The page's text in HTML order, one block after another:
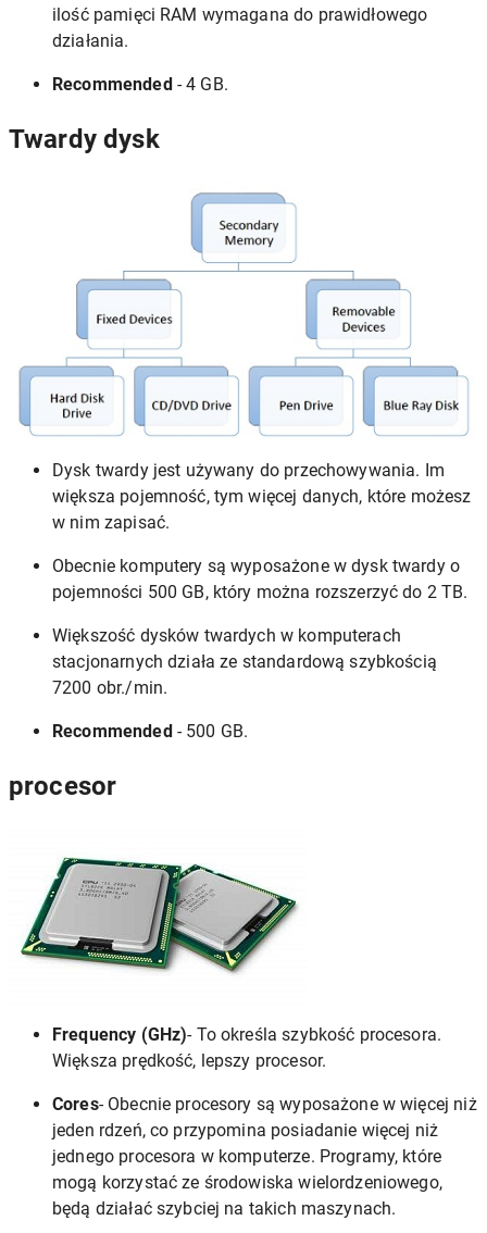
ilość pamięci RAM wymagana do prawidłowego
działania.
Recommended - 4 GB.
Twardy dysk
Dysk twardy jest używany do przechowywania. Im
większa pojemność, tym więcej danych, które możesz
w nim zapisać.
Obecnie komputery są wyposażone w dysk twardy o
pojemności 500 GB, który można rozszerzyć do 2 TB.
Większość dysków twardych w komputerach
stacjonarnych działa ze standardową szybkością
7200 obr./min.
Recommended - 500 GB.
procesor
Frequency (GHz)- To określa szybkość procesora.
Większa prędkość, lepszy procesor.
Cores- Obecnie procesory są wyposażone w więcej niż
jeden rdzeń, co przypomina posiadanie więcej niż
jednego procesora w komputerze. Programy, które
mogą korzystać ze środowiska wielordzeniowego,
będą działać szybciej na takich maszynach.